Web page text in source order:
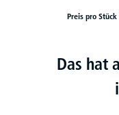
Preis pro Stück
Das hat